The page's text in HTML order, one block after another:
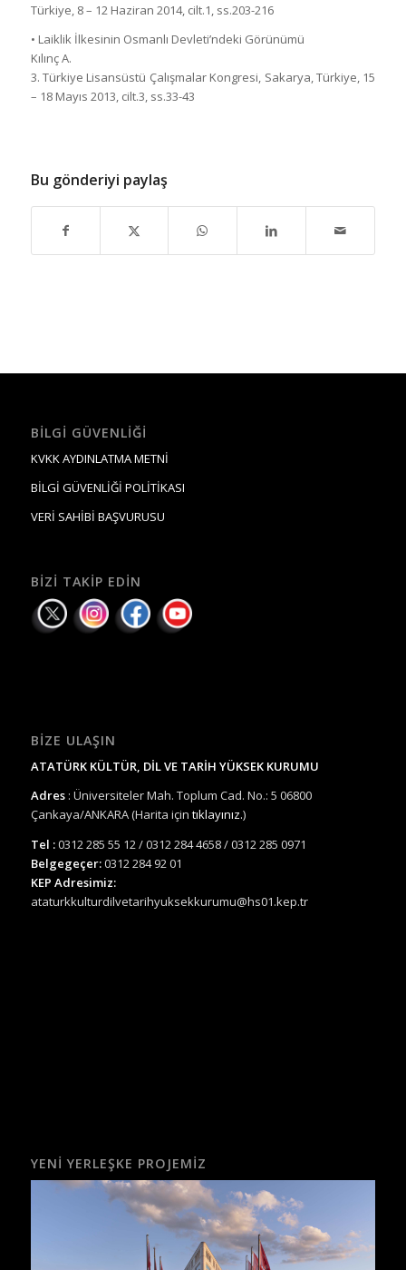
Türkiye, 8 – 12 Haziran 2014, cilt.1, ss.203-216
• Laiklik İlkesinin Osmanlı Devleti’ndeki Görünümü
Kılınç A.
3. Türkiye Lisansüstü Çalışmalar Kongresi, Sakarya, Türkiye, 15
– 18 Mayıs 2013, cilt.3, ss.33-43
Bu gönderiyi paylaş
BILGI GÜVENLIĞI
KVKK AYDINLATMA METNİ
BİLGİ GÜVENLİĞİ POLİTİKASI
VERİ SAHİBİ BAŞVURUSU
BIZI TAKIP EDIN
BIZE ULAŞIN
ATATÜRK KÜLTÜR, DİL VE TARİH YÜKSEK KURUMU
Adres : Üniversiteler Mah. Toplum Cad. No.: 5 06800
Çankaya/ANKARA (Harita için tıklayınız.)
Tel :0312 285 55 12 / 0312 284 4658 / 0312 285 0971
Belgegeçer:0312 284 92 01
KEP Adresimiz:
ataturkkulturdilvetarihyuksekkurumu@hs01.kep.tr
YENI YERLEŞKE PROJEMIZ